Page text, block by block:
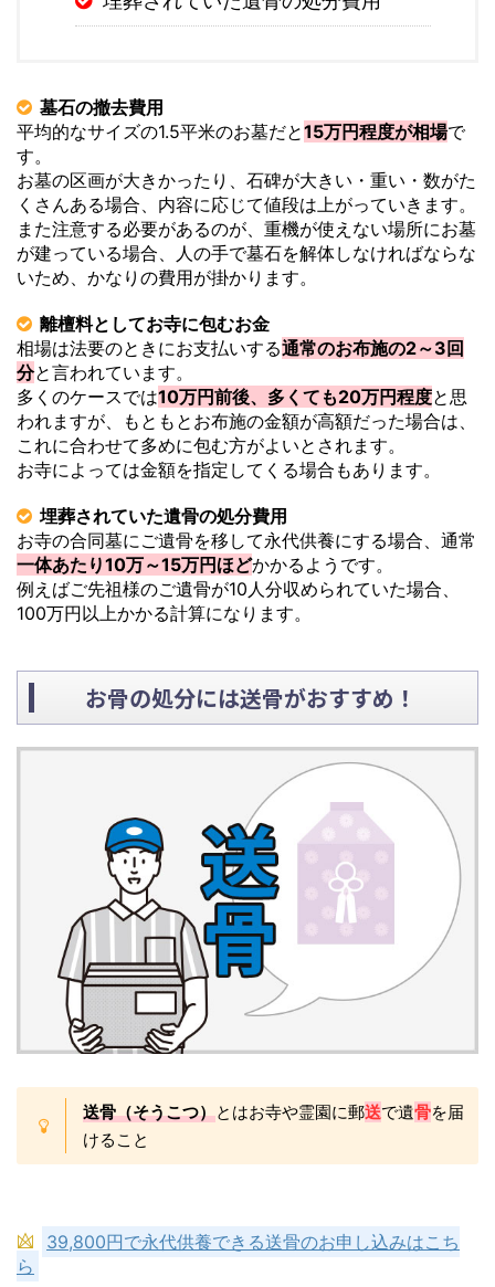
墓石の撤去費用
平均的なサイズの1.5平米のお墓だと15万円程度が相場で
す。
お墓の区画が大きかったり、石碑が大きい・重い・数がた
くさんある場合、内容に応じて値段は上がっていきます。
また注意する必要があるのが、重機が使えない場所にお墓
が建っている場合、人の手で墓石を解体しなければならな
いため、かなりの費用が掛かります。
離檀料としてお寺に包むお金
相場は法要のときにお支払いする通常のお布施の2～3回
分と言われています。
多くのケースでは10万円前後、多くても20万円程度と思
われますが、もともとお布施の金額が高額だった場合は、
これに合わせて多めに包む方がよいとされます。
お寺によっては金額を指定してくる場合もあります。
埋葬されていた遺骨の処分費用
お寺の合同墓にご遺骨を移して永代供養にする場合、通常
一体あたり10万～15万円ほどかかるようです。
例えばご先祖様のご遺骨が10人分収められていた場合、
100万円以上かかる計算になります。
お骨の処分には送骨がおすすめ！
送骨（そうこつ）とはお寺や霊園に郵送で遺骨を届
けること
39,800円で永代供養できる送骨のお申し込みはこち
ら